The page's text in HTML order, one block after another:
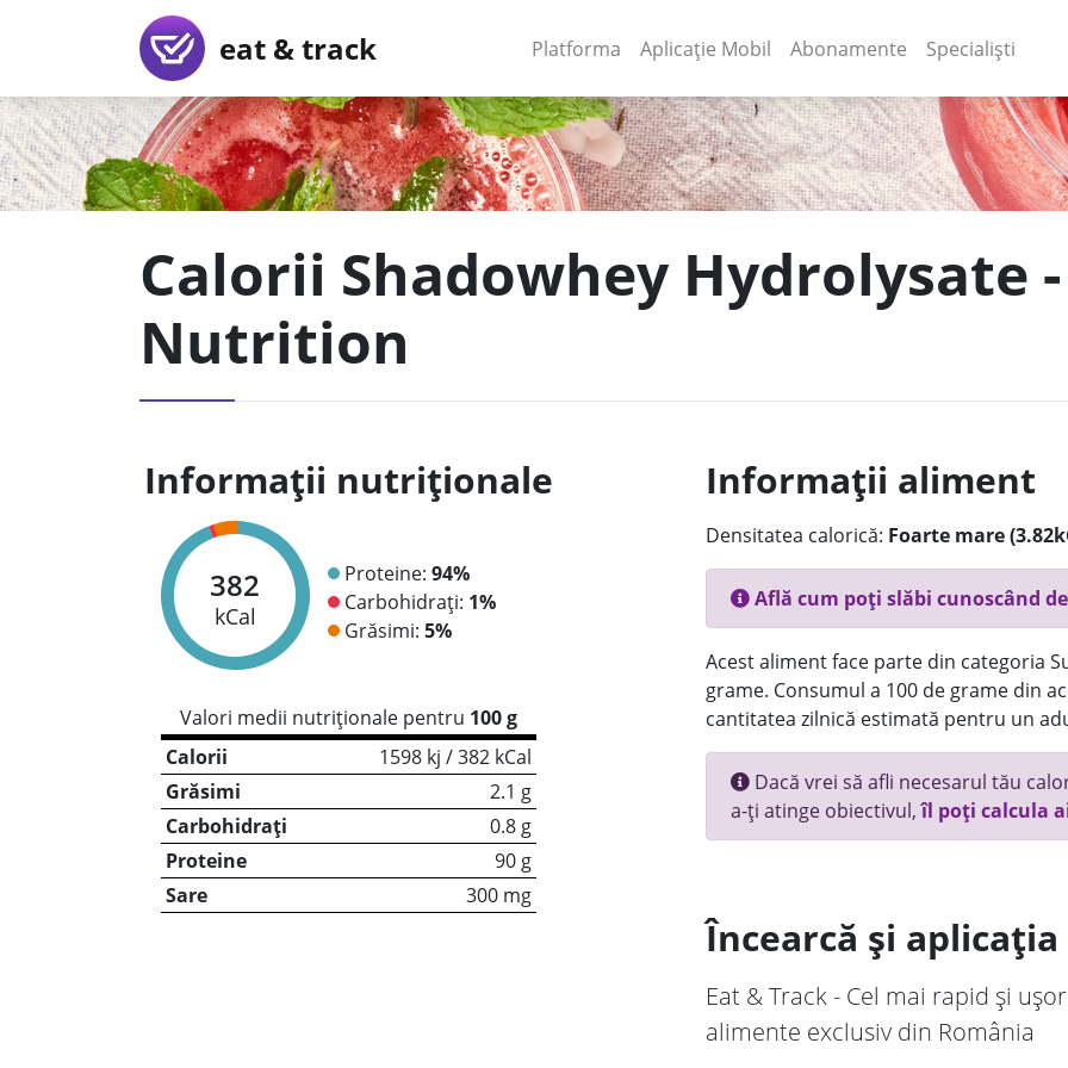
eat & track Platforma (current)
Aplicație Mobil (current)
Abonamente Specialiști
Calorii Shadowhey Hydrolysate
Nutrition
Informații nutriționale
382
kCal
Proteine: 94%
Carbohidrați: 1%
Grăsimi: 5%
Valori medii nutriționale pentru 100 g
Calorii
1598 kj / 382 kCal
Grăsimi
2.1 g
Carbohidrați
0.8 g
Proteine
90 g
Sare
300 mg
Informații aliment
Densitatea calorică: Foarte mare
Află cum poți slăbi cunoscând
Acest aliment face parte din categoria
grame. Consumul a 100 de grame din
cantitatea zilnică estimată pentru un
Dacă vrei să afli necesarul tău
a-ți atinge obiectivul,îl poți calcula
Încearcă și
Eat & Track - Cel mai rapid și
alimente exclusiv din România